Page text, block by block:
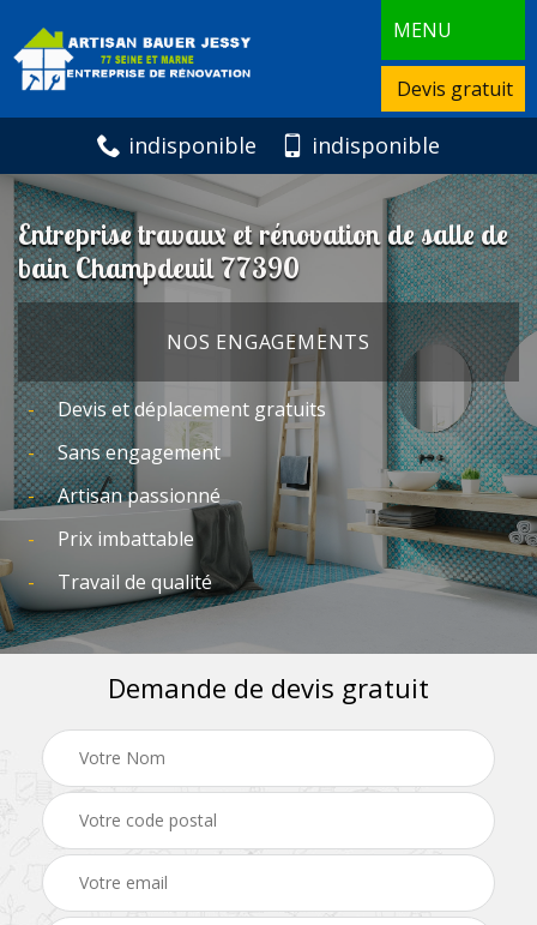
MENU
Devis gratuit
indisponible indisponible
Entreprise travaux et rénovation de salle de
bain Champdeuil 77390
NOS ENGAGEMENTS
Devis et déplacement gratuits
Sans engagement
Artisan passionné
Prix imbattable
Travail de qualité
Demande de devis gratuit